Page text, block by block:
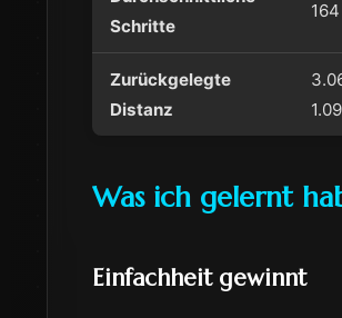
Schritte
Zurückgelegte
Distanz
Was ich gelernt
Einfachheit gewinnt